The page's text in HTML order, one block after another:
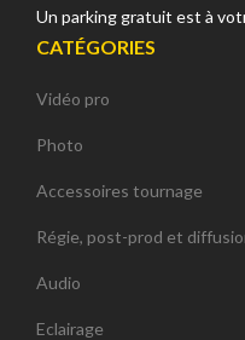
Un parking gratuit est à
CATÉGORIES
Vidéo pro
Photo
Accessoires tournage
Régie, post-prod et
Audio
Eclairage